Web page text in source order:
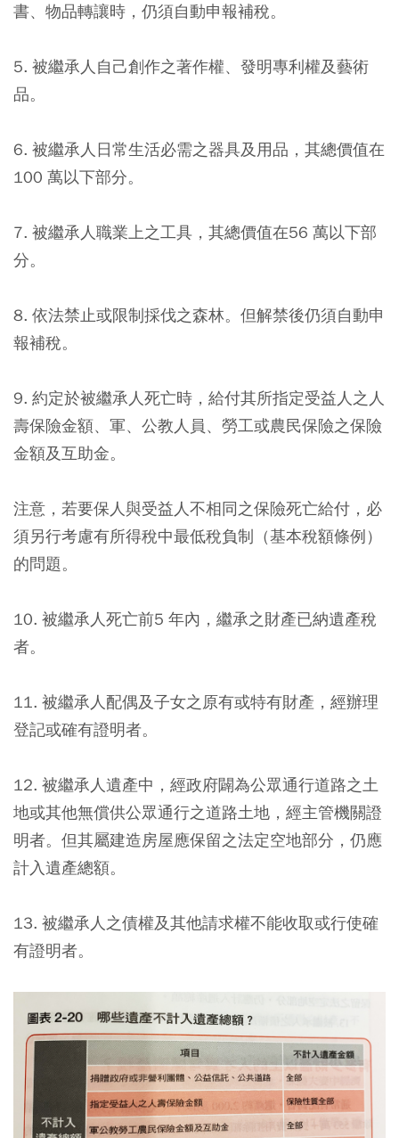
書、物品轉讓時，仍須自動申報補稅。
5. 被繼承人自己創作之著作權、發明專利權及藝術
品。
6. 被繼承人日常生活必需之器具及用品，其總價值在
100 萬以下部分。
7. 被繼承人職業上之工具，其總價值在56 萬以下部
分。
8. 依法禁止或限制採伐之森林。但解禁後仍須自動申
報補稅。
9. 約定於被繼承人死亡時，給付其所指定受益人之人
壽保險金額、軍、公教人員、勞工或農民保險之保險
金額及互助金。
注意，若要保人與受益人不相同之保險死亡給付，必
須另行考慮有所得稅中最低稅負制（基本稅額條例）
的問題。
10. 被繼承人死亡前5 年內，繼承之財產已納遺產稅
者。
11. 被繼承人配偶及子女之原有或特有財產，經辦理
登記或確有證明者。
12. 被繼承人遺產中，經政府闢為公眾通行道路之土
地或其他無償供公眾通行之道路土地，經主管機關證
明者。但其屬建造房屋應保留之法定空地部分，仍應
計入遺產總額。
13. 被繼承人之債權及其他請求權不能收取或行使確
有證明者。